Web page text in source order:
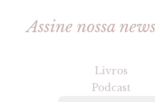
Assine nossa
Livros
Podcast